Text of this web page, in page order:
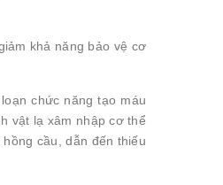
khả năng bảo vệ cơ
chức năng tạo máu
vật lạ xâm nhập cơ thể
cầu, dẫn đến thiếu